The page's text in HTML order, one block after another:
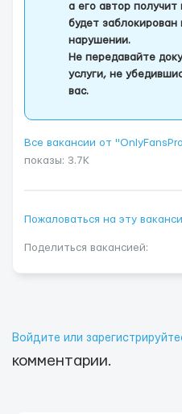
а его автор
будет
нарушении.
Не передавайте
услуги, не
вас.
Все вакансии от
показы: 3.7K
Пожаловаться на эту
Поделиться вакансией:
Войдите или
комментарии.